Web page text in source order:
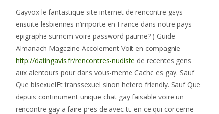
Gayvox le fantastique site internet de rencontre gays
ensuite lesbiennes n’importe en France dans notre pays
epigraphe surnom voire password paume? ) Guide
Almanach Magazine Accolement Voit en compagnie
http://datingavis.fr/rencontres-nudiste de recentes gens
aux alentours pour dans vous-meme Cache es gay. Sauf
Que bisexuelEt transsexuel sinon hetero friendly. Sauf Que
depuis continument unique chat gay faisable voire un
rencontre gay a faire pres de avec tu en ce qui concerne